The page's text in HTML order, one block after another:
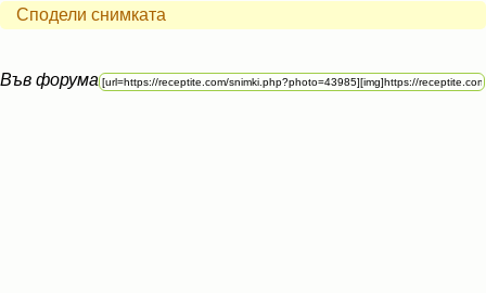
Сподели снимката
Във форума